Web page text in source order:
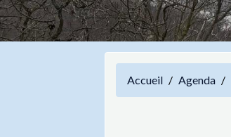
Accueil Agenda